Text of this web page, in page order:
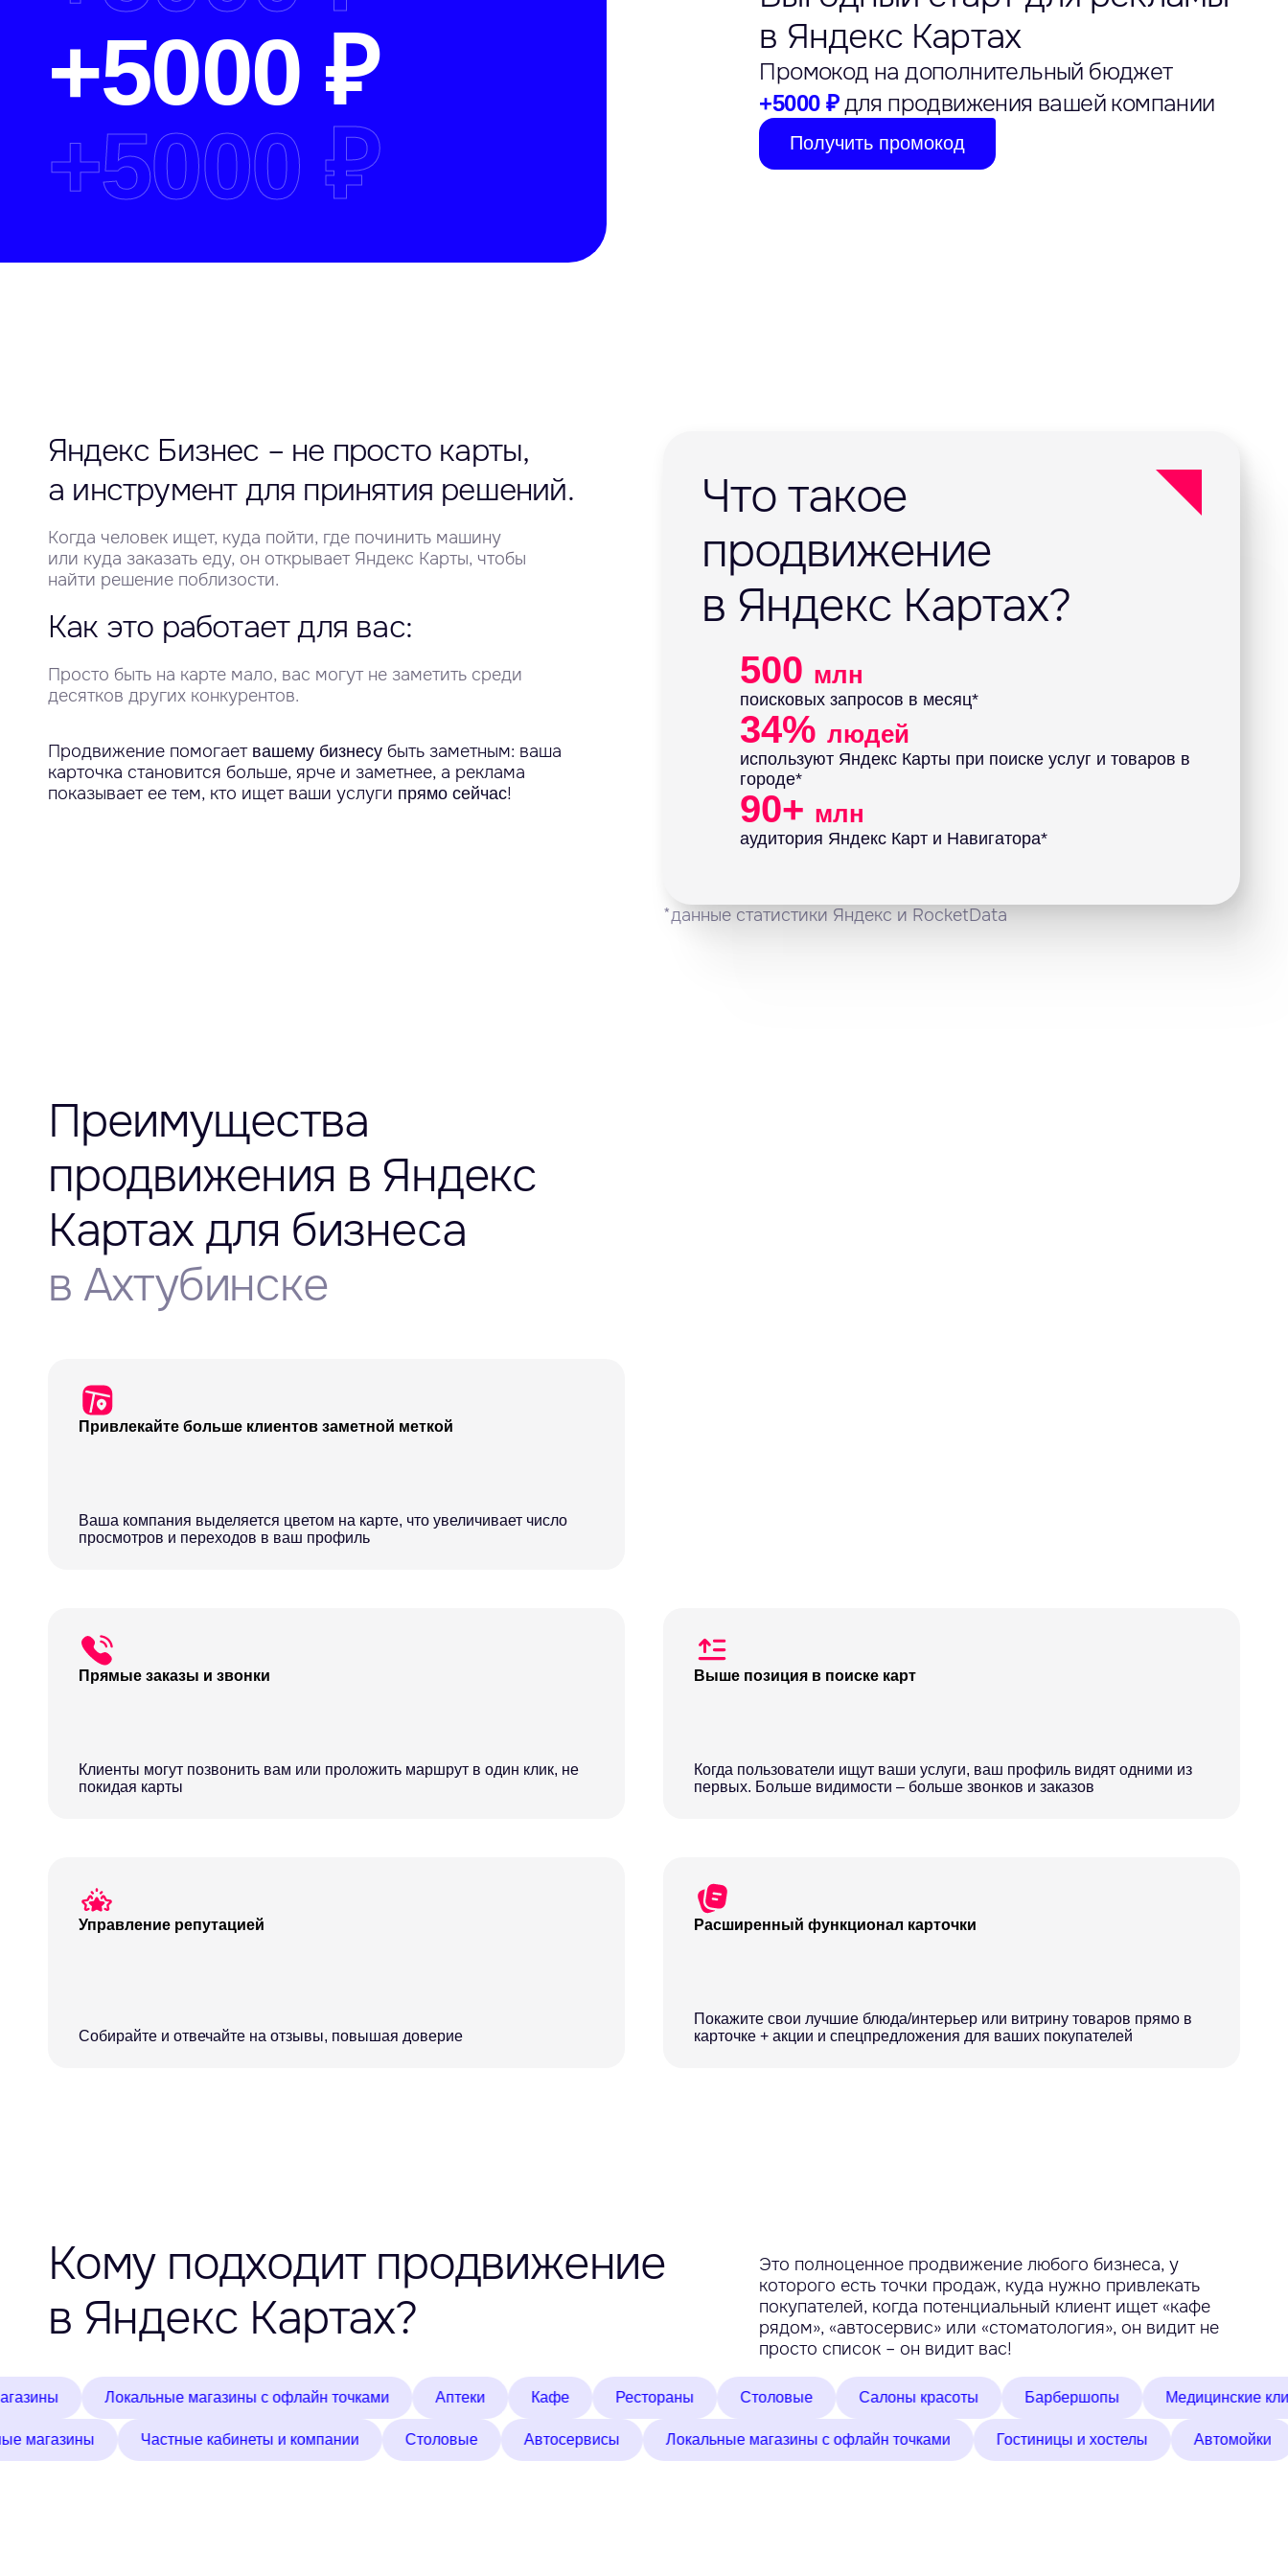
+5000 ₽
+5000 ₽
в Яндекс Картах
Промокод на дополнительный бюджет
+5000 ₽для продвижения вашей компании
Получить промокод
Что такое
продвижение
в Яндекс Картах?
500 млн
поисковых запросов в месяц*
34% людей
используют Яндекс Карты при поиске услуг и товаров в
городе*
90+ млн
аудитория Яндекс Карт и Навигатора*
*данные статистики Яндекс и RocketData
Яндекс Бизнес – не просто карты,
а инструмент для принятия решений.
Когда человек ищет, куда пойти, где починить машину
или куда заказать еду, он открывает Яндекс Карты, чтобы
найти решение поблизости.
Как это работает для вас:
Просто быть на карте мало, вас могут не заметить среди
десятков других конкурентов.
Продвижение помогает вашему бизнесу быть заметным: ваша
карточка становится больше, ярче и заметнее, а реклама
показывает ее тем, кто ищет ваши услуги прямо сейчас!
Преимущества
продвижения в Яндекс
Картах для бизнеса
в Ахтубинске
Привлекайте больше клиентов заметной меткой
Ваша компания выделяется цветом на карте, что увеличивает число
просмотров и переходов в ваш профиль
Выше позиция в поиске карт
Когда пользователи ищут ваши услуги, ваш профиль видят одними из
первых. Больше видимости – больше звонков и заказов
Прямые заказы и звонки
Клиенты могут позвонить вам или проложить маршрут в один клик, не
покидая карты
Управление репутацией
Собирайте и отвечайте на отзывы, повышая доверие
Расширенный функционал карточки
Покажите свои лучшие блюда/интерьер или витрину товаров прямо в
карточке + акции и спецпредложения для ваших покупателей
Кому подходит продвижение
в Яндекс Картах?
Это полноценное продвижение любого бизнеса, у
которого есть точки продаж, куда нужно привлекать
покупателей, когда потенциальный клиент ищет «кафе
рядом», «автосервис» или «стоматология», он видит не
просто список – он видит вас!
Локальные магазины с офлайн точками Аптеки Кафе Рестораны Столовые Салоны красоты Барбершопы Медицинские клиники
Цветочные магазины Частные кабинеты и компании Столовые Автосервисы Локальные магазины с офлайн точками Гостиницы и хостелы